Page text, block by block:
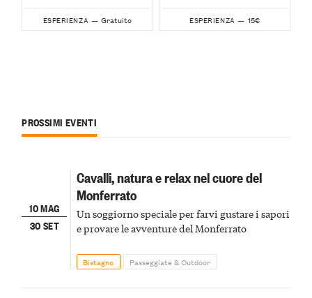
ESPERIENZA — Gratuito ESPERIENZA — 15€
PROSSIMI EVENTI
10 MAG
30 SET
Cavalli, natura e relax nel cuore del
Monferrato
Un soggiorno speciale per farvi gustare i sapori
e provare le avventure del Monferrato
Bistagno Passeggiate & Outdoor